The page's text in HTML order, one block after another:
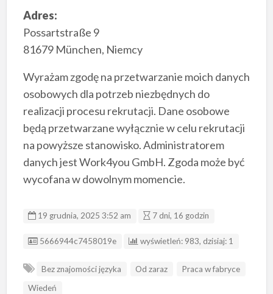
Adres:
Possartstraße 9
81679 München, Niemcy
Wyrażam zgodę na przetwarzanie moich danych
osobowych dla potrzeb niezbędnych do
realizacji procesu rekrutacji. Dane osobowe
będą przetwarzane wyłącznie w celu rekrutacji
na powyższe stanowisko. Administratorem
danych jest Work4you GmbH. Zgoda może być
wycofana w dowolnym momencie.
19 grudnia, 2025 3:52 am 7 dni, 16 godzin
ID ogłoszenia
5666944c7458019e wyświetleń: 983, dzisiaj: 1
Bez znajomości języka Od zaraz
Praca w fabryce
Wiedeń